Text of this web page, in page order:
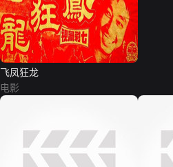
飞凤狂龙
电影